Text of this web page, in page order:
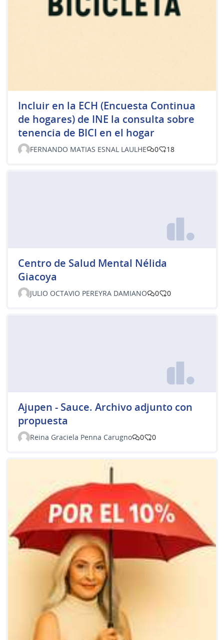
Incluir en la ECH (Encuesta Continua
de hogares) de INE la consulta sobre
tenencia de BICI en el hogar
FERNANDO MATIAS ESNAL LAULHE 0 18
Centro de Salud Mental Nélida
Giacoya
JULIO OCTAVIO PEREYRA DAMIANO 0 0
Ajupen - Sauce. Archivo adjunto con
propuesta
Reina Graciela Penna Carugno 0 0